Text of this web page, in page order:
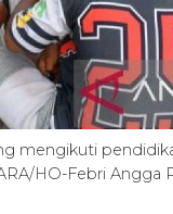
mengikuti
HO-Febri Angga